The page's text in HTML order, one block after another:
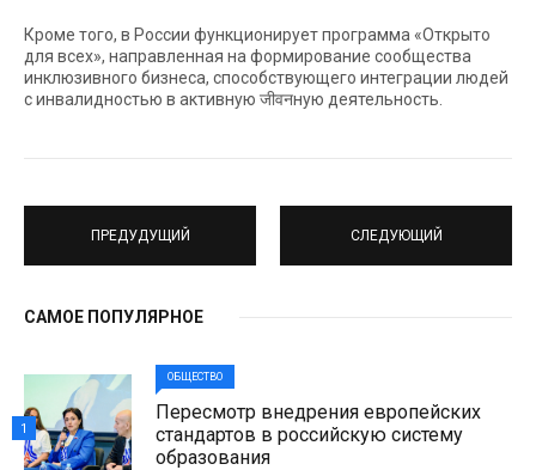
Кроме того, в России функционирует программа «Открыто
для всех», направленная на формирование сообщества
инклюзивного бизнеса, способствующего интеграции людей
с инвалидностью в активную जीवनную деятельность.
ПРЕДУДУЩИЙ СЛЕДУЮЩИЙ
САМОЕ ПОПУЛЯРНОЕ
ОБЩЕСТВО
Пересмотр внедрения европейских
стандартов в российскую систему
образования
1